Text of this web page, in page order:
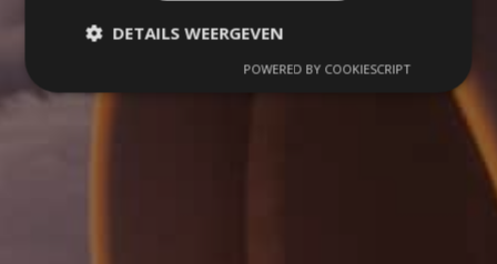
DETAILS WEERGEVEN
POWERED BY COOKIESCRIPT